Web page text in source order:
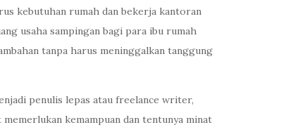
kebutuhan rumah dan bekerja kantoran
usaha sampingan bagi para ibu rumah
tanpa harus meninggalkan tanggung
penulis lepas atau freelance writer,
kemampuan dan tentunya minat